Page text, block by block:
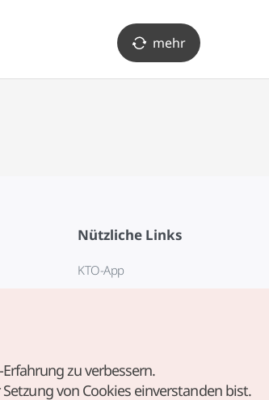
mehr
Nützliche Links
KTO-App
zu verbessern.
von Cookies einverstanden bist.